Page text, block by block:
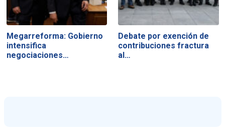
Megarreforma: Gobierno
intensifica
negociaciones…
Debate por exención de
contribuciones fractura
al…